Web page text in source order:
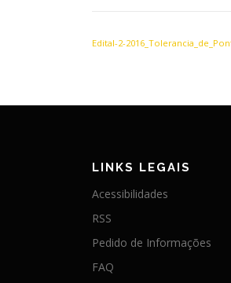
Edital-2-
LINKS LEGAIS
Acessibilidades
RSS
Pedido de Informações
FAQ